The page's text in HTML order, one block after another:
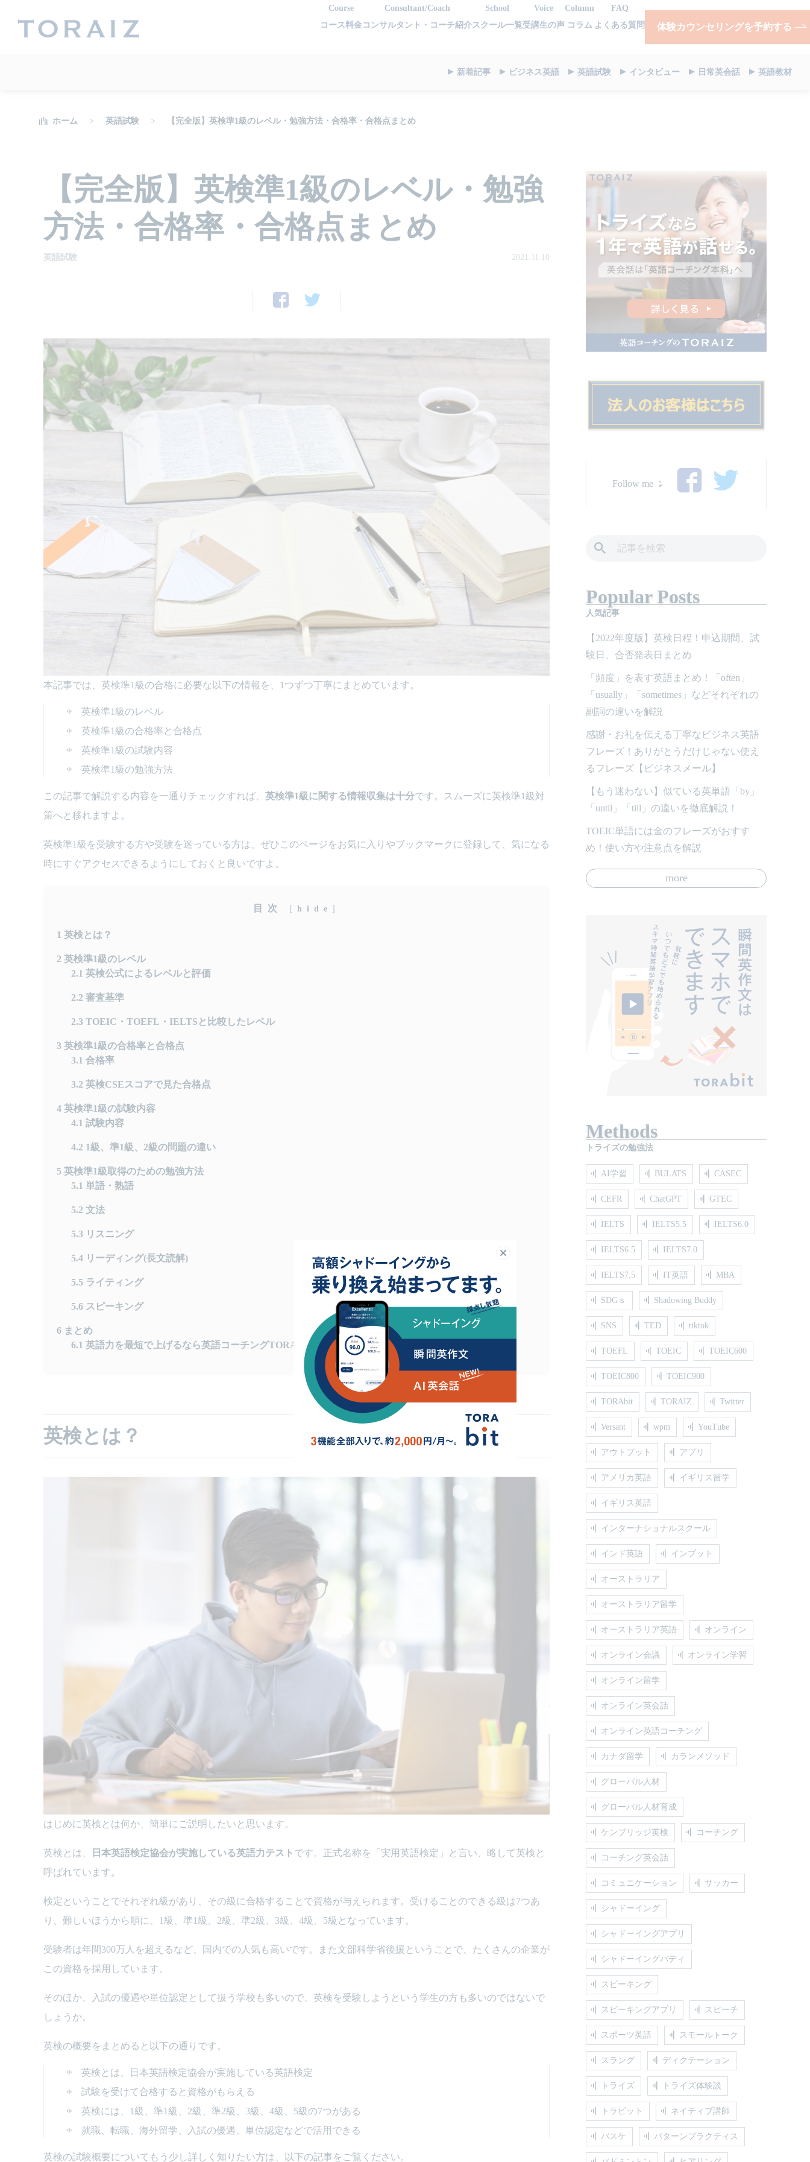
Course
コース料金
Consultant/Coach
コンサルタント・コーチ紹介
School
スクール一覧
Voice
受講生の声
Column
コラム
FAQ
よくある質問
体験カウンセリングを予約する
新着記事 ビジネス英語 英語試験 インタビュー 日常英会話 英語教材
ホーム 英語試験 【完全版】英検準1級のレベル・勉強方法・合格率・合格点まとめ
【完全版】英検準1級のレベル・勉強
方法・合格率・合格点まとめ
英語試験 2021.11.10
本記事では、英検準1級の合格に必要な以下の情報を、1つずつ丁寧にまとめています。
英検準1級のレベル
英検準1級の合格率と合格点
英検準1級の試験内容
英検準1級の勉強方法
この記事で解説する内容を一通りチェックすれば、 英検準1級に関する情報収集は十分です。スムーズに英検準1級対
策へと移れますよ。
英検準1級を受験する方や受験を迷っている方は、ぜひこのページをお気に入りやブックマークに登録して、気になる
時にすぐアクセスできるようにしておくと良いですよ。
目次 [ hide ]
1 英検とは？
2 英検準1級のレベル
2.1 英検公式によるレベルと評価
2.2 審査基準
2.3 TOEIC・TOEFL・IELTSと比較したレベル
3 英検準1級の合格率と合格点
3.1 合格率
3.2 英検CSEスコアで見た合格点
4 英検準1級の試験内容
4.1 試験内容
4.2 1級、準1級、2級の問題の違い
5 英検準1級取得のための勉強方法
5.1 単語・熟語
5.2 文法
5.3 リスニング
5.4 リーディング(長文読解)
5.5 ライティング
5.6 スピーキング
6 まとめ
6.1 英語力を最短で上げるなら英語コーチングTORAIZ（トライズ）
英検とは？
はじめに英検とは何か、簡単にご説明したいと思います。
英検とは、 日本英語検定協会が実施している英語力テスト です。正式名称を「実用英語検定」と言い、略して英検と
呼ばれています。
検定ということでそれぞれ級があり、その級に合格することで資格が与えられます。受けることのできる級は7つあ
り、難しいほうから順に、1級、準1級、2級、準2級、3級、4級、5級となっています。
受験者は年間300万人を超えるなど、国内での人気も高いです。また文部科学省後援ということで、たくさんの企業が
この資格を採用しています。
そのほか、入試の優遇や単位認定として扱う学校も多いので、英検を受験しようという学生の方も多いのではないで
しょうか。
英検の概要をまとめると以下の通りです。
英検とは、日本英語検定協会が実施している英語検定
試験を受けて合格すると資格がもらえる
英検には、1級、準1級、2級、準2級、3級、4級、5級の7つがある
就職、転職、海外留学、入試の優遇、単位認定などで活用できる
英検の試験概要についてもう少し詳しく知りたい方は、以下の記事をご覧ください。
Follow me
Popular Posts
人気記事
【2022年度版】英検日程！申込期間、試
験日、合否発表日まとめ
「頻度」を表す英語まとめ！「often」
「usually」「sometimes」などそれぞれの
副詞の違いを解説
感謝・お礼を伝える丁寧なビジネス英語
フレーズ！ありがとうだけじゃない使え
るフレーズ【ビジネスメール】
【もう迷わない】似ている英単語「by」
「until」「till」の違いを徹底解説！
TOEIC単語には金のフレーズがおすす
め！使い方や注意点を解説
more
Methods
トライズの勉強法
AI学習 BULATS CASEC
CEFR ChatGPT GTEC
IELTS IELTS5.5 IELTS6.0
IELTS6.5 IELTS7.0
IELTS7.5 IT英語 MBA
SDGｓ Shadowing Buddy
SNS TED tiktok
TOEFL TOEIC TOEIC600
TOEIC800 TOEIC900
TORAbit TORAIZ Twitter
Versant wpm YouTube
アウトプット アプリ
アメリカ英語 イギリス留学
イギリス英語
インターナショナルスクール
インド英語 インプット
オーストラリア
オーストラリア留学
オーストラリア英語 オンライン
オンライン会議 オンライン学習
オンライン留学
オンライン英会話
オンライン英語コーチング
カナダ留学 カランメソッド
グローバル人材
グローバル人材育成
ケンブリッジ英検 コーチング
コーチング英会話
コミュニケーション サッカー
シャドーイング
シャドーイングアプリ
シャドーイングバディ
スピーキング
スピーキングアプリ スピーチ
スポーツ英語 スモールトーク
スラング ディクテーション
トライズ トライズ体験談
トラビット ネイティブ講師
バスケ パターンプラクティス